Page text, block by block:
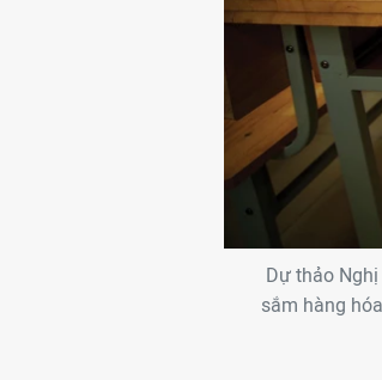
Dự thảo
sắm hàng